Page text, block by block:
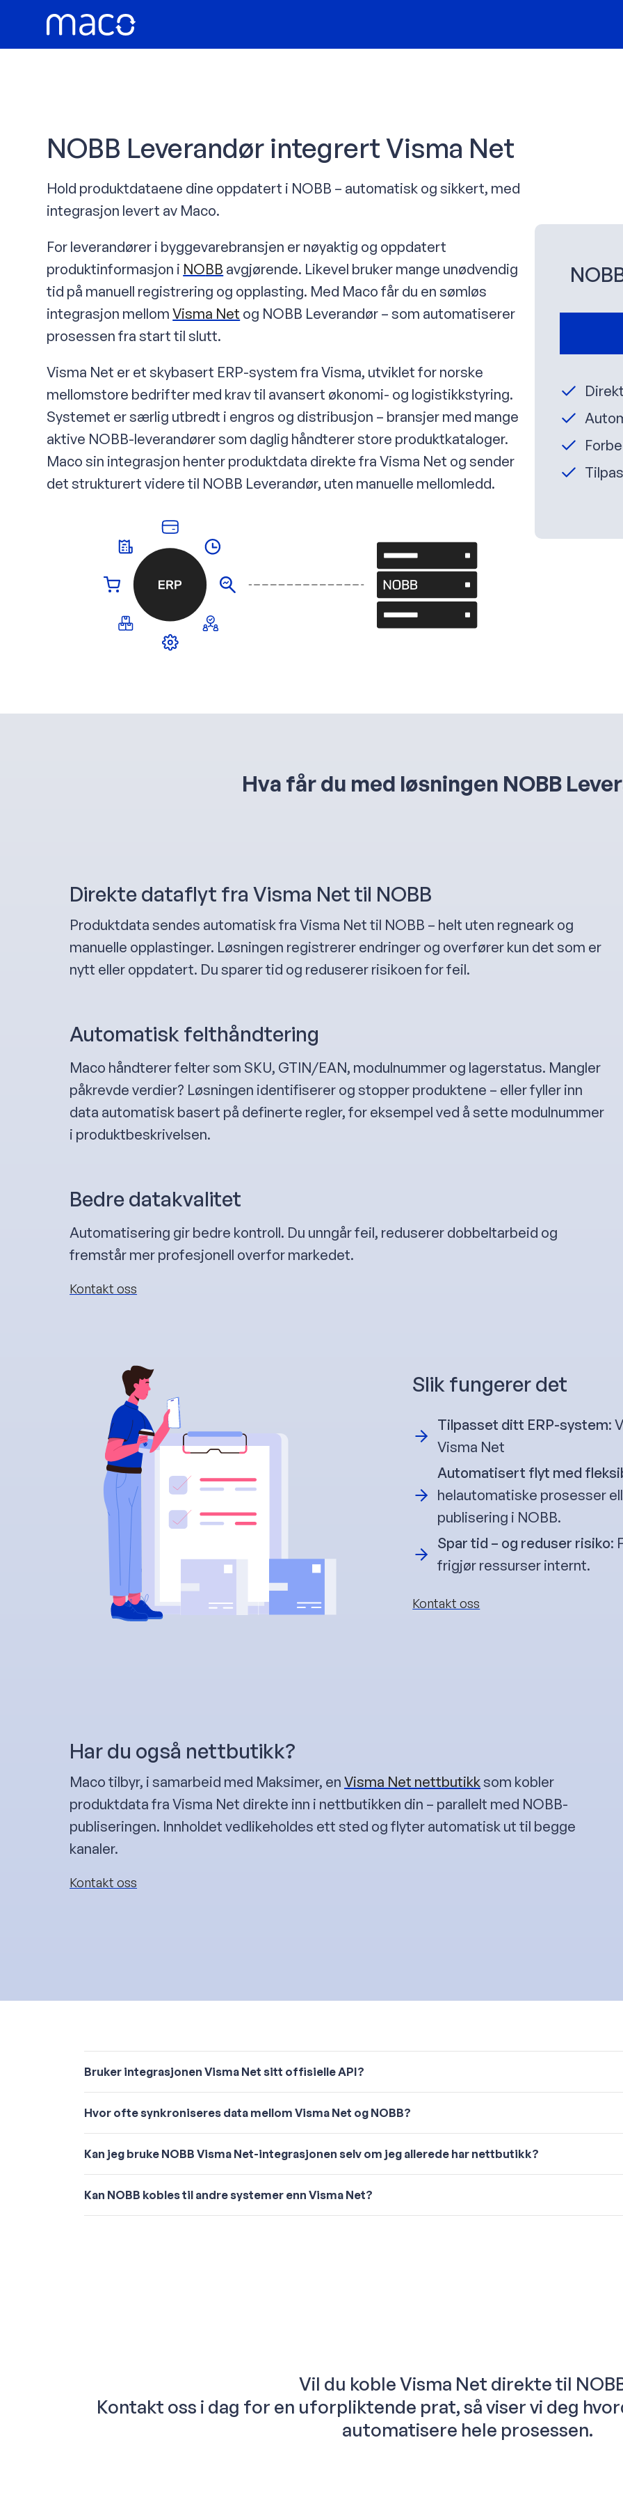
til
NOBB Leverandør integrert Visma Net
Hold produktdataene dine oppdatert i NOBB – automatisk og sikkert, med
integrasjon levert av Maco.
For leverandører i byggevarebransjen er nøyaktig og oppdatert
produktinformasjon i NOBB avgjørende. Likevel bruker mange unødvendig
tid på manuell registrering og opplasting. Med Maco får du en sømløs
integrasjon mellomVisma Net og NOBB Leverandør – som automatiserer
prosessen fra start til slutt.
Visma Net er et skybasert ERP-system fra Visma, utviklet for norske
mellomstore bedrifter med krav til avansert økonomi- og logistikkstyring.
Systemet er særlig utbredt i engros og distribusjon – bransjer med mange
aktive NOBB-leverandører som daglig håndterer store produktkataloger.
Maco sin integrasjon henter produktdata direkte fra Visma Net og sender
det strukturert videre til NOBB Leverandør, uten manuelle mellomledd.
Hva får du med løsningen NOBB
Direkte dataflyt fra Visma Net til NOBB
Produktdata sendes automatisk fra Visma Net til NOBB – helt uten regneark og
manuelle opplastinger. Løsningen registrerer endringer og overfører kun det som er
nytt eller oppdatert. Du sparer tid og reduserer risikoen for feil.
Automatisk felthåndtering
Maco håndterer felter som SKU, GTIN/EAN, modulnummer og lagerstatus. Mangler
påkrevde verdier? Løsningen identifiserer og stopper produktene – eller fyller inn
data automatisk basert på definerte regler, for eksempel ved å sette modulnummer
i produktbeskrivelsen.
Bedre datakvalitet
Automatisering gir bedre kontroll. Du unngår feil, reduserer dobbeltarbeid og
fremstår mer profesjonell overfor markedet.
Kontakt oss
Slik fungerer det
Tilpasset ditt ERP-system:
Visma Net
Automatisert flyt med
helautomatiske prosesser
publisering i NOBB.
Spar tid – og reduser risiko:
frigjør ressurser internt.
Kontakt oss
Har du også nettbutikk?
Maco tilbyr, i samarbeid med Maksimer, enVisma Net nettbutikksom kobler
produktdata fra Visma Net direkte inn i nettbutikken din – parallelt med NOBB-
publiseringen. Innholdet vedlikeholdes ett sted og flyter automatisk ut til begge
kanaler.
Kontakt oss
Bruker integrasjonen Visma Net sitt offisielle API?
Hvor ofte synkroniseres data mellom Visma Net og NOBB?
Kan jeg bruke NOBB Visma Net-integrasjonen selv om jeg allerede har nettbutikk?
Kan NOBB kobles til andre systemer enn Visma Net?
Vil du koble Visma Net direkte til
Kontakt oss i dag for en uforpliktende prat, så viser vi deg
automatisere hele prosessen.